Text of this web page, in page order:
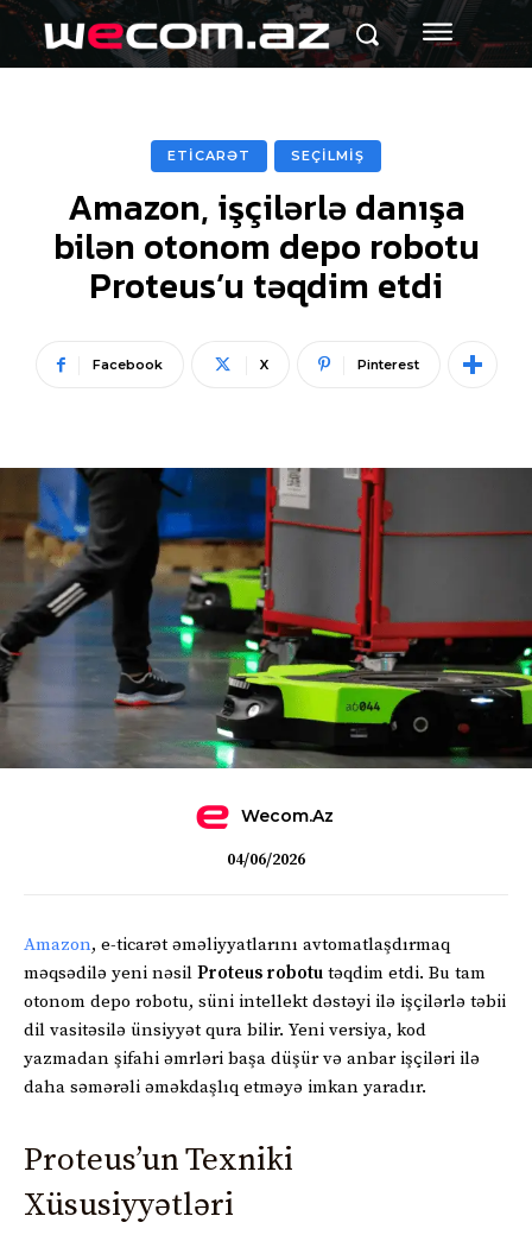
ETİCARƏT SEÇİLMİŞ
Amazon, işçilərlə danışa
bilən otonom depo robotu
Proteus’u təqdim etdi
Facebook X Pinterest
Wecom.az
04/06/2026
Amazon, e-ticarət əməliyyatlarını avtomatlaşdırmaq
məqsədilə yeni nəsil Proteus robotu təqdim etdi. Bu tam
otonom depo robotu, süni intellekt dəstəyi ilə işçilərlə təbii
dil vasitəsilə ünsiyyət qura bilir. Yeni versiya, kod
yazmadan şifahi əmrləri başa düşür və anbar işçiləri ilə
daha səmərəli əməkdaşlıq etməyə imkan yaradır.
Proteus’un Texniki
Xüsusiyyətləri